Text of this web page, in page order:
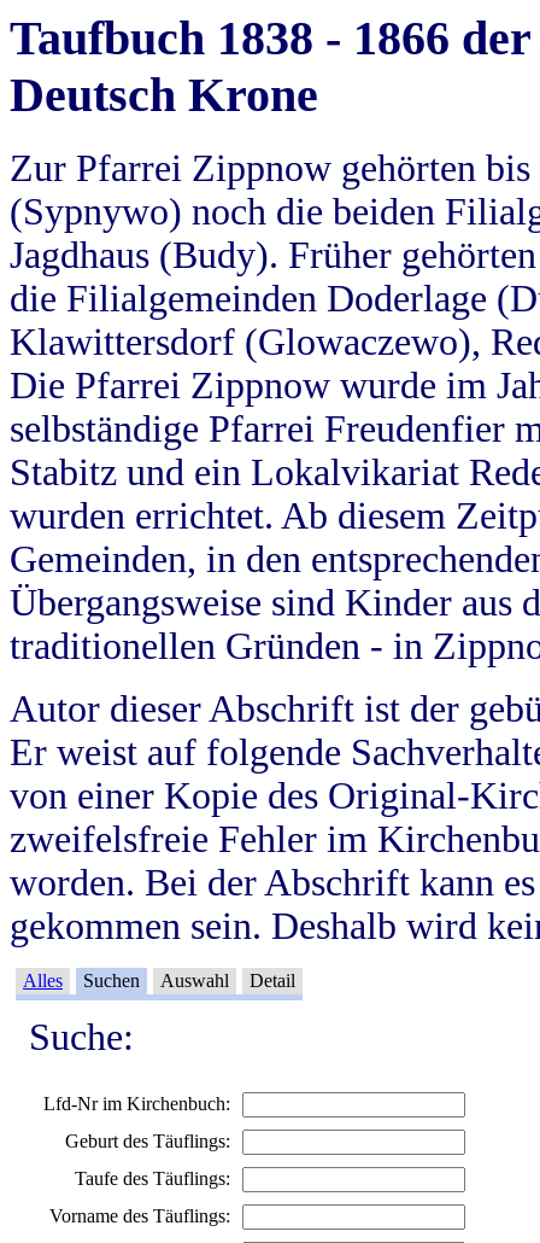
Taufbuch 1838 - 1866
Deutsch Krone
Zur Pfarrei Zippnow gehörten
(Sypnywo) noch die beiden
Jagdhaus (Budy). Früher
die Filialgemeinden Doderlage
Klawittersdorf (Glowaczewo),
Die Pfarrei Zippnow wurde im
selbständige Pfarrei Freudenfier
Stabitz und ein Lokalvikariat
wurden errichtet. Ab diesem
Gemeinden, in den
Übergangsweise sind Kinder aus
traditionellen Gründen - in
Autor dieser Abschrift ist der
Er weist auf folgende
von einer Kopie des Original-
zweifelsfreie Fehler im
worden. Bei der Abschrift kann
gekommen sein. Deshalb wird
Alles Suchen Auswahl Detail
Suche:
Lfd-Nr im Kirchenbuch:
Geburt des Täuflings:
Taufe des Täuflings:
Vorname des Täuflings: